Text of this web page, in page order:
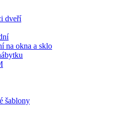
dveří
na okna a sklo
šablony